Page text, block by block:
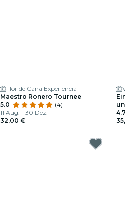
Flor de Caña Experiencia
Maestro Ronero Tournee
5.0
(4)
11 Aug. - 30 Dez.
32,00 €